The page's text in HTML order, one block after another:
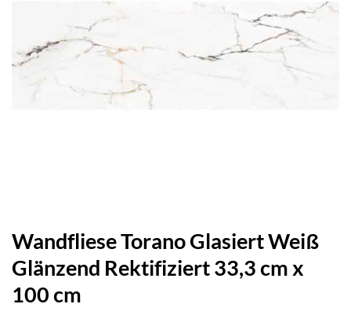
Wandfliese Torano Glasiert Weiß
Glänzend Rektifiziert 33,3 cm x
100 cm